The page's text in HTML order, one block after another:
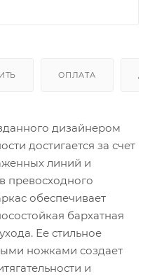
ОПЛАТА
дизайнером
достигается за счет
линий и
превосходного
обеспечивает
бархатная
Ее стильное
ножками создает
и